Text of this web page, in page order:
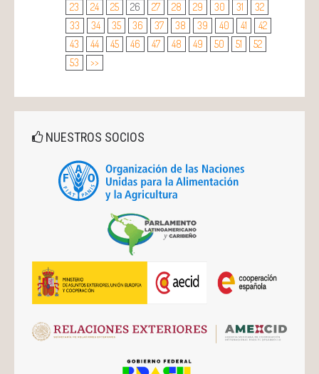
23
24 25 26 27 28 29 30 31
32
33
34 35 36 37 38 39 40 41
42
43
44 45 46 47 48 49 50 51
52
53
>>
NUESTROS SOCIOS